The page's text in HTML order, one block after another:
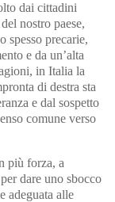
dai cittadini
nostro paese,
spesso precarie,
e da un’alta
in Italia la
di destra sta
e dal sospetto
comune verso
più forza, a
dare uno sbocco
adeguata alle